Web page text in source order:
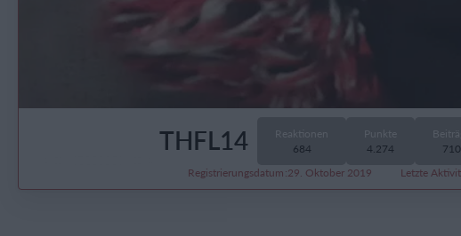
THFL14
Reaktionen
684
Punkte
4.274
710
Registrierungsdatum 29. Oktober 2019 Letzte